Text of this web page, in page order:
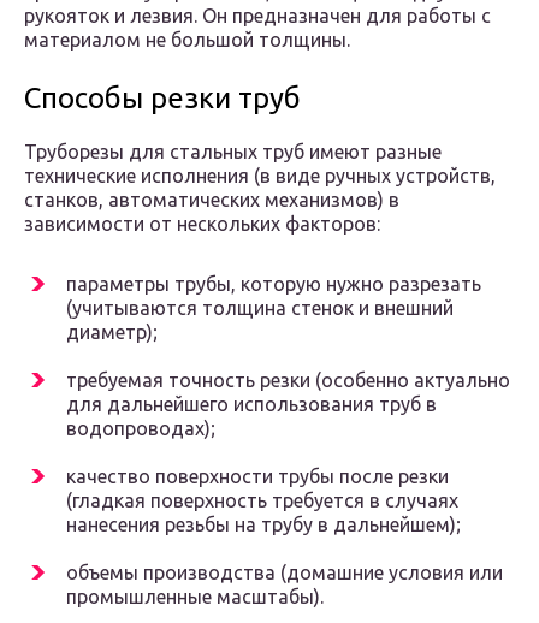
рукояток и лезвия. Он предназначен для работы с
материалом не большой толщины.
Способы резки труб
Труборезы для стальных труб имеют разные
технические исполнения (в виде ручных устройств,
станков, автоматических механизмов) в
зависимости от нескольких факторов:
параметры трубы, которую нужно разрезать
(учитываются толщина стенок и внешний
диаметр);
требуемая точность резки (особенно актуально
для дальнейшего использования труб в
водопроводах);
качество поверхности трубы после резки
(гладкая поверхность требуется в случаях
нанесения резьбы на трубу в дальнейшем);
объемы производства (домашние условия или
промышленные масштабы).